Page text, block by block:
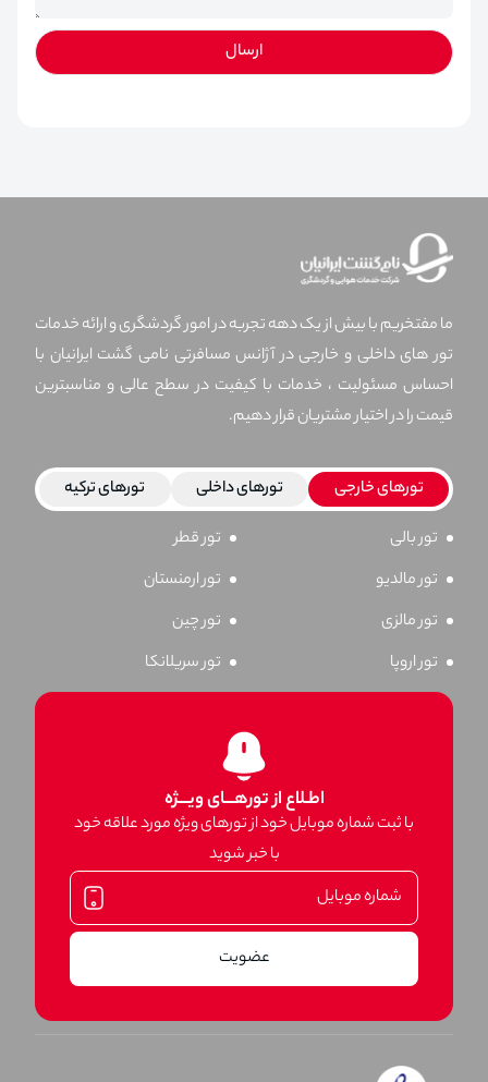
ارسال
ما مفتخریم با بیش از یک دهه تجربه در امور گردشگری و ارائه خدمات
تور های داخلی و خارجی در آژانس مسافرتی نامی گشت ایرانیان با
احساس مسئولیت ، خدمات با کیفیت در سطح عالی و مناسبترین
قیمت را در اختیار مشتریان قرار دهیم.
تورهای خارجی تورهای داخلی
تورهای ترکیه
تور بالی
تور قطر
تور مالدیو
تور ارمنستان
تور مالزی
تور چین
تور اروپا
تور سریلانکا
اطـلاع از تورهـــای ویـــژه
با ثبت شماره موبایل خود از تورهای ویژه مورد علاقه خود
با خبر شوید
عضویت